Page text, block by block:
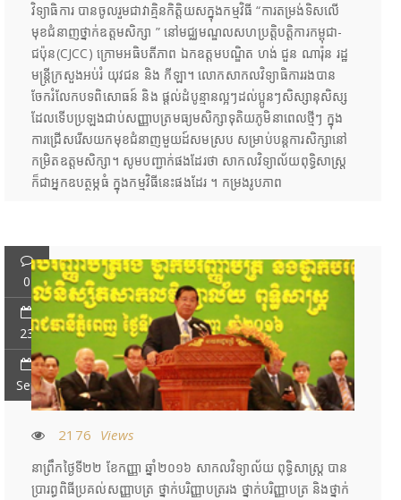
វិទ្យាធិការ បានចូលរួមជាវាគ្មិនកិត្តិយសក្នុងកម្មវិធី “ការតម្រង់ទិសលើ
មុខជំនាញថ្នាក់ឧត្តមសិក្សា ” នៅមជ្ឈមណ្ឌលសហប្រត្តិបត្តិការកម្ពុជា-
ជប៉ុន(CJCC) ក្រោមអធិបតីភាព ឯកឧត្តមបណ្ឌិត ហង់ ជួន ណារ៉ុន រដ្ឋ
មន្ត្រីក្រសួងអប់រំ យុវជន និង កីឡា។ លោកសាកលវិទ្យាធិការរងបាន
ចែករំលែកបទពិសោធន៍ និង ផ្តល់ដំបូន្មានល្អៗដល់ប្អូនៗសិស្សានុសិស្ស
ដែលទើបប្រឡងជាប់សញ្ញាបត្រមធ្យមសិក្សាទុតិយភូមិនាពេលថ្មីៗ ក្នុង
ការជ្រើសរើសយកមុខជំនាញមួយដ៍សមស្រប សម្រាប់បន្តការសិក្សានៅ
កម្រិតឧត្តមសិក្សា។ សូមបញ្ជាក់ផងដែរថា សាកលវិទ្យាល័យពុទ្ធិសាស្រ្ត
ក៏ជាអ្នកឧបត្ថម្ភធំ ក្នុងកម្មវិធីនេះផងដែរ ។ កម្រងរូបភាព
0
23
Sep
2176 Views
នាព្រឹកថ្ងៃទី២២ ខែកញ្ញា ឆ្នាំ២០១៦ សាកលវិទ្យាល័យ ពុទ្ធិសាស្ត្រ បាន
ប្រារព្ធពិធីប្រគល់សញ្ញាបត្រ ថ្នាក់បរិញ្ញាបត្ររង ថ្នាក់បរិញ្ញាបត្រ និងថ្នាក់